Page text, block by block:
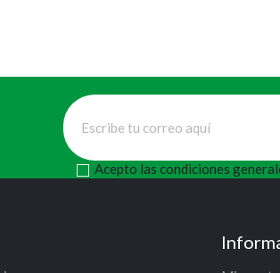
Acepto las condiciones